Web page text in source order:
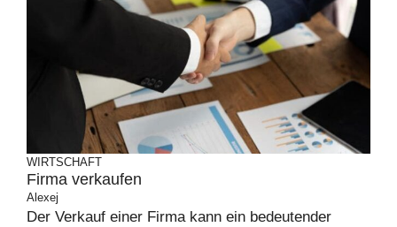
WIRTSCHAFT
Firma verkaufen
Alexej
Der Verkauf einer Firma kann ein bedeutender